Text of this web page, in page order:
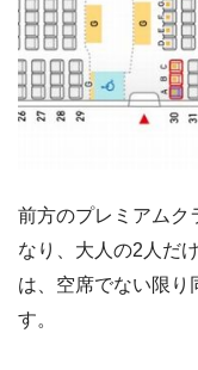
前方のプレミアムク
なり、大人の2人だ
は、空席でない限り
す。